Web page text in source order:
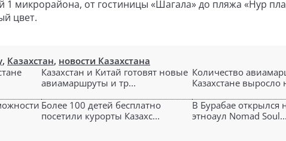
1 микрорайона, от гостиницы «Шагала» до пляжа «Нур
цвет.
, Казахстан, новости Казахстана
Казахстан и Китай готовят новые
авиамаршруты и тр...
Количество
Казахстане выросло
Более 100 детей бесплатно
посетили курорты Казахс...
В Бурабае открылся
этноаул Nomad Soul...